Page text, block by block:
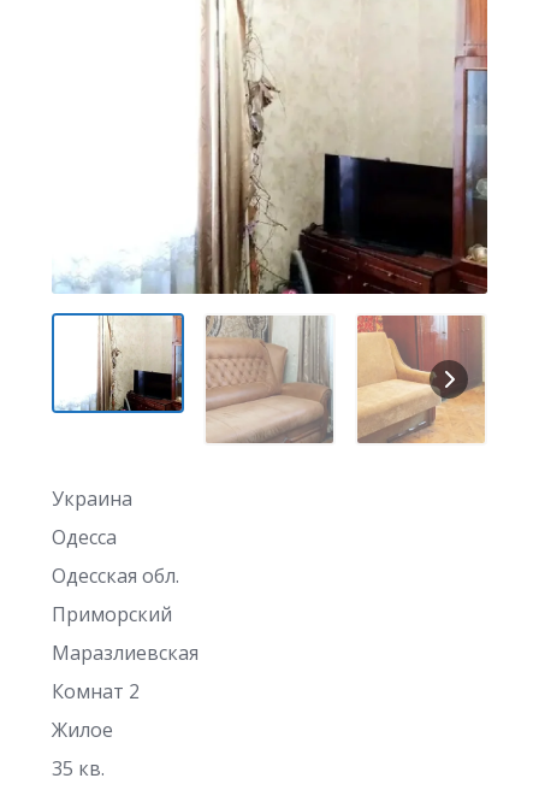
Украина
Одесса
Одесская обл.
Приморский
Маразлиевская
Комнат 2
Жилое
35 кв.